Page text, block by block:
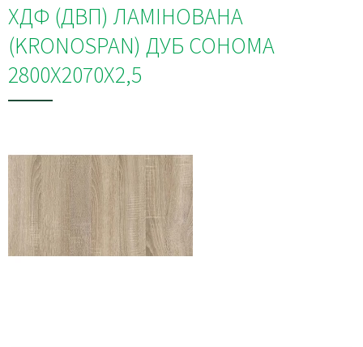
ХДФ (ДВП) ЛАМІНОВАНА
(KRONOSPAN) ДУБ СОНОМА
2800Х2070Х2,5